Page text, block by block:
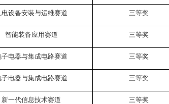
电设备安装与运维赛道 三等奖
智能装备应用赛道 三等奖
子电器与集成电路赛道 三等奖
子电器与集成电路赛道 三等奖
新一代信息技术赛道 三等奖